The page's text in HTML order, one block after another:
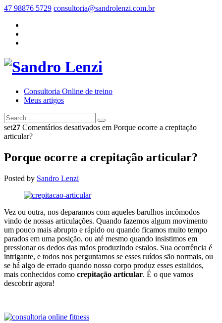
47 98876 5729 consultoria@sandrolenzi.com.br
Consultoria Online de treino
Meus artigos
set27 Comentários desativados em Porque ocorre a crepitação
articular?
Porque ocorre a crepitação articular?
Posted by Sandro Lenzi
Vez ou outra, nos deparamos com aqueles barulhos incômodos
vindo de nossas articulações. Quando fazemos algum movimento
um pouco mais abrupto e rápido ou quando ficamos muito tempo
parados em uma posição, ou até mesmo quando insistimos em
pressionar os dedos das mãos produzindo estalos. Sua ocorrência é
intrigante, e todos nos perguntamos se esses ruídos são normais, ou
se há algo de errado quando nosso corpo produz esses estalidos,
mais conhecidos como crepitação articular. É o que vamos
descobrir agora!